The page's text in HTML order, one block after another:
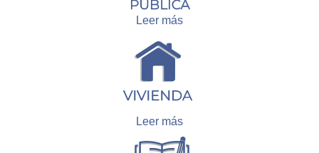
Leer más
Leer más